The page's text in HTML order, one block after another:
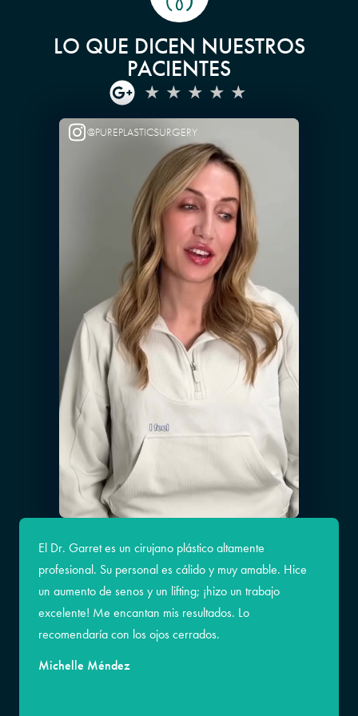
LO QUE DICEN NUESTROS
PACIENTES
@PUREPLASTICSURGERY
El Dr. Garret es un cirujano plástico altamente
profesional. Su personal es cálido y muy amable. Hice
un aumento de senos y un lifting; ¡hizo un trabajo
excelente! Me encantan mis resultados. Lo
recomendaría con los ojos cerrados.
Michelle Méndez